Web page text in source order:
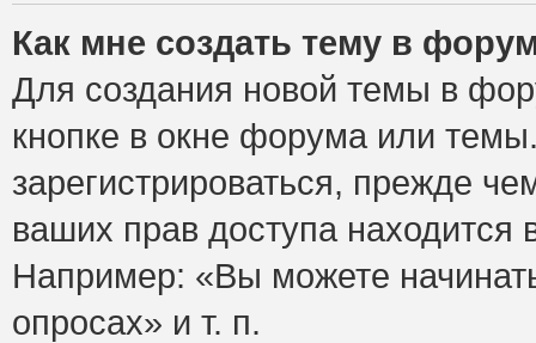
Как мне создать тему в
Для создания новой темы в
кнопке в окне форума или
зарегистрироваться, прежде
ваших прав доступа
Например: «Вы можете
опросах» и т. п.